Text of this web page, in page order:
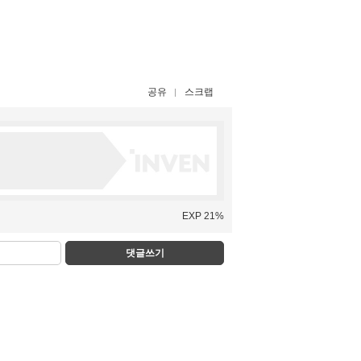
공유 스크랩
EXP 21%
댓글쓰기